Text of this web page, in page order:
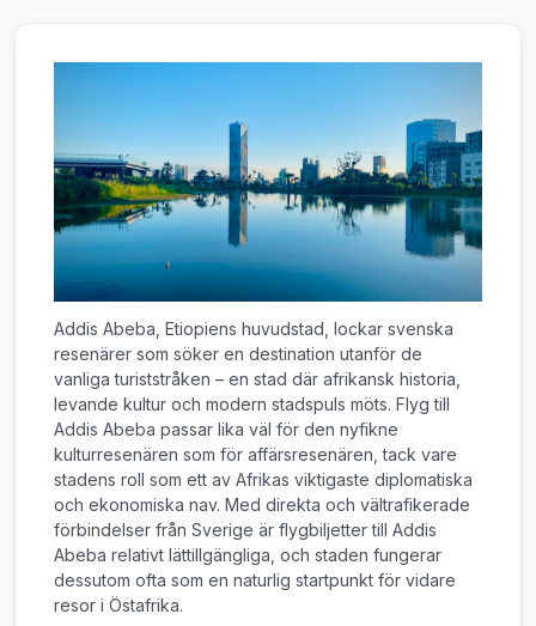
Addis Abeba, Etiopiens huvudstad, lockar svenska
resenärer som söker en destination utanför de
vanliga turiststråken – en stad där afrikansk historia,
levande kultur och modern stadspuls möts. Flyg till
Addis Abeba passar lika väl för den nyfikne
kulturresenären som för affärsresenären, tack vare
stadens roll som ett av Afrikas viktigaste diplomatiska
och ekonomiska nav. Med direkta och vältrafikerade
förbindelser från Sverige är flygbiljetter till Addis
Abeba relativt lättillgängliga, och staden fungerar
dessutom ofta som en naturlig startpunkt för vidare
resor i Östafrika.